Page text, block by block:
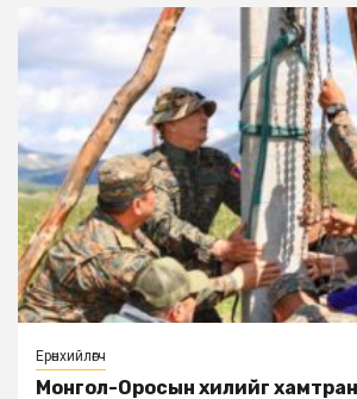
Ерөнхийлөгч
Монгол-Оросын хилийг